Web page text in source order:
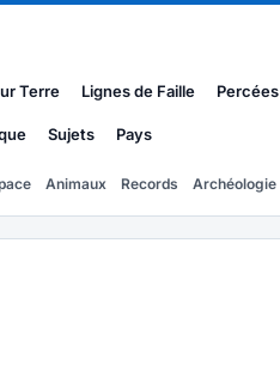
Terre Lignes de Faille Percées
Sujets Pays
Animaux Records Archéologie